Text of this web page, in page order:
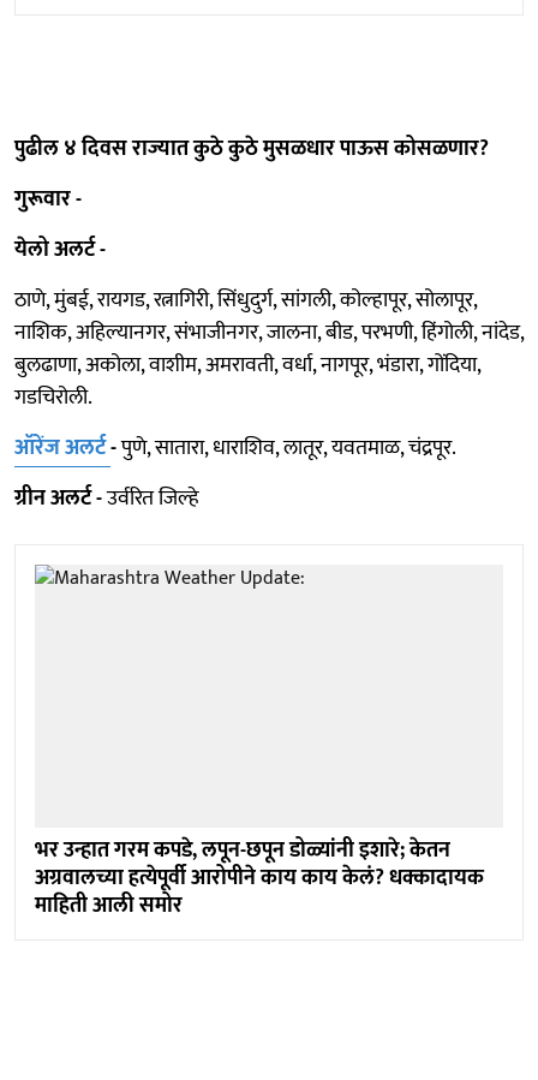
पुढील ४ दिवस राज्यात कुठे कुठे मुसळधार पाऊस कोसळणार?
गुरूवार -
येलो अलर्ट -
ठाणे, मुंबई, रायगड, रत्नागिरी, सिंधुदुर्ग, सांगली, कोल्हापूर, सोलापूर,
नाशिक, अहिल्यानगर, संभाजीनगर, जालना, बीड, परभणी, हिंगोली, नांदेड,
बुलढाणा, अकोला, वाशीम, अमरावती, वर्धा, नागपूर, भंडारा, गोंदिया,
गडचिरोली.
ऑरेंज अलर्ट-पुणे, सातारा, धाराशिव, लातूर, यवतमाळ, चंद्रपूर.
ग्रीन अलर्ट -उर्वरित जिल्हे
भर उन्हात गरम कपडे, लपून-छपून डोळ्यांनी इशारे; केतन
अग्रवालच्या हत्येपूर्वी आरोपीने काय काय केलं? धक्कादायक
माहिती आली समोर